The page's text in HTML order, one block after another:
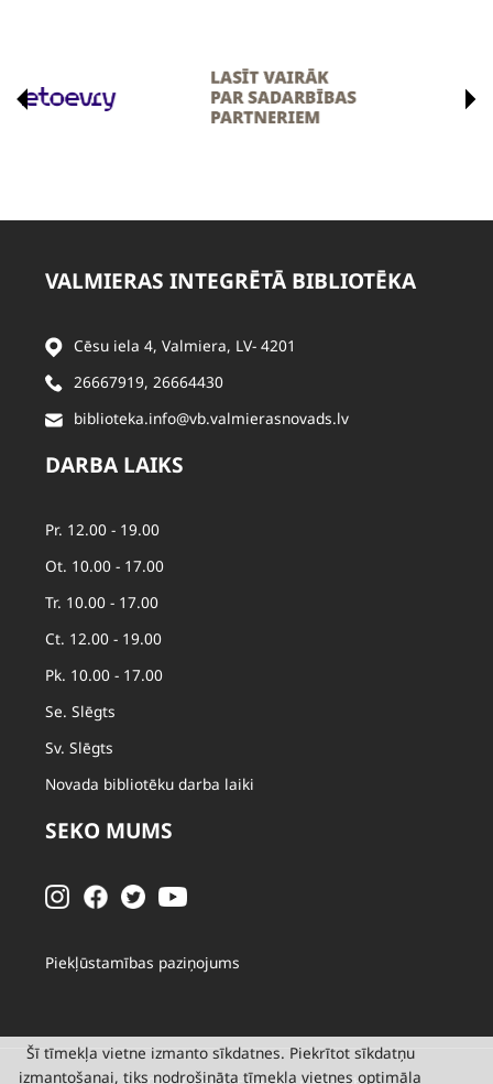
VALMIERAS INTEGRĒTĀ BIBLIOTĒKA
Cēsu iela 4, Valmiera, LV- 4201
26667919, 26664430
biblioteka.info@vb.valmierasnovads.lv
DARBA LAIKS
Pr. 12.00 - 19.00
Ot. 10.00 - 17.00
Tr. 10.00 - 17.00
Ct. 12.00 - 19.00
Pk. 10.00 - 17.00
Se. Slēgts
Sv. Slēgts
Novada bibliotēku darba laiki
SEKO MUMS
Piekļūstamības paziņojums
Šī tīmekļa vietne izmanto sīkdatnes. Piekrītot sīkdatņu
izmantošanai, tiks nodrošināta tīmekļa vietnes optimāla